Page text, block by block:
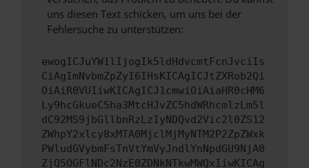
uns diesen Text schicken, um uns bei der
Fehlersuche zu unterstützen:
ewogICJuYW1lIjogIk5ldHdvcmtFcnJvciIs
CiAgImNvbmZpZyI6IHsKICAgICJtZXRob2Qi
OiAiR0VUIiwKICAgICJ1cmwiOiAiaHR0cHM6
Ly9hcGkueC5ha3MtcHJvZC5hdWRhcmlzLm5l
dC92MS9jbGllbnRzLzIyNDQvd2Vic2l0ZS12
ZWhpY2xlcy8xMTA0MjclMjMyNTM2P2ZpZWxk
PWludGVybmFsTnVtYmVyJndlYnNpdGU9NjA0
ZjQ5OGFlNDc2NzE0ZDNkNTkwMWQxIiwKICAg